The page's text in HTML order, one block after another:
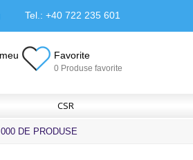
Tel.: +40 722 235 601
Favorite
0 Produse favorite
CSR
DE PRODUSE